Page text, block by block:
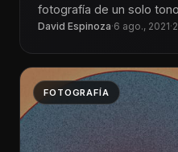
fotografía de un solo
Aquí te
David Espinoza·6 ago., 2021·
FOTOGRAFÍA